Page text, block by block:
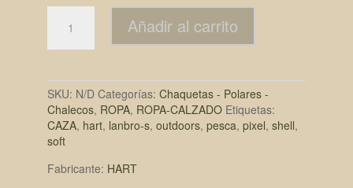
Añadir al carrito
SKU: N/D Categorías: Chaquetas - Polares -
Chalecos, ROPA, ROPA-CALZADO Etiquetas:
CAZA, hart, lanbro-s, outdoors, pesca, pixel, shell,
soft
Fabricante: HART